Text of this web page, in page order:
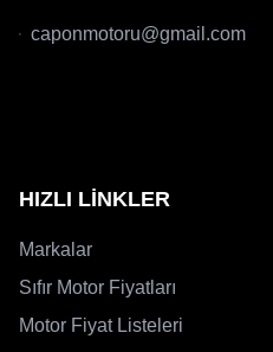
caponmotoru@gmail.com
HIZLI LİNKLER
Markalar
Sıfır Motor Fiyatları
Motor Fiyat Listeleri